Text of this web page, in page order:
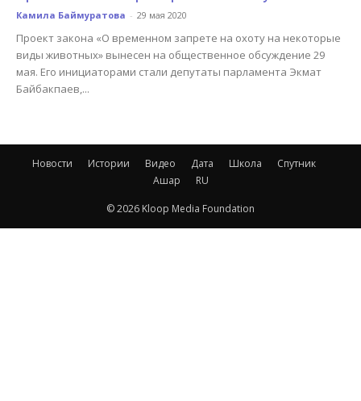
Камила Баймуратова - 29 мая 2020
Проект закона «О временном запрете на охоту на некоторые
виды животных» вынесен на общественное обсуждение 29
мая. Его инициаторами стали депутаты парламента Экмат
Байбакпаев,...
Новости Истории Видео Дата Школа
Спутник
Ашар
RU
© 2026 Kloop Media Foundation